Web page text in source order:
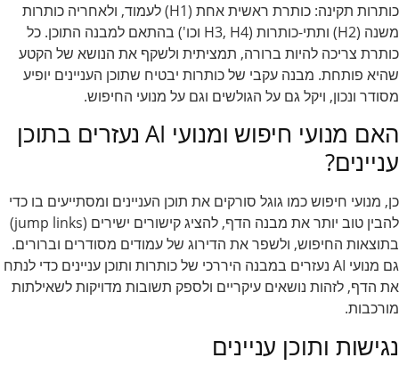
כותרות תקינה: כותרת ראשית אחת (H1) לעמוד, ולאחריה כותרות
משנה (H2) ותתי-כותרות (H3, H4 וכו') בהתאם למבנה התוכן. כל
כותרת צריכה להיות ברורה, תמציתית ולשקף את הנושא של הקטע
שהיא פותחת. מבנה עקבי של כותרות יבטיח שתוכן העניינים יופיע
מסודר ונכון, ויקל גם על הגולשים וגם על מנועי החיפוש.
האם מנועי חיפוש ומנועי AI נעזרים בתוכן
עניינים?
כן, מנועי חיפוש כמו גוגל סורקים את תוכן העניינים ומסתייעים בו כדי
להבין טוב יותר את מבנה הדף, להציג קישורים ישירים (jump links)
בתוצאות החיפוש, ולשפר את הדירוג של עמודים מסודרים וברורים.
גם מנועי AI נעזרים במבנה היררכי של כותרות ותוכן עניינים כדי לנתח
את הדף, לזהות נושאים עיקריים ולספק תשובות מדויקות לשאילתות
מורכבות.
נגישות ותוכן עניינים